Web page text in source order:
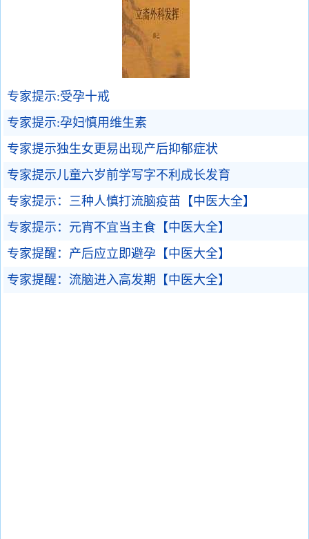
专家提示:受孕十戒
专家提示:孕妇慎用维生素
专家提示独生女更易出现产后抑郁症状
专家提示儿童六岁前学写字不利成长发育
专家提示：三种人慎打流脑疫苗【中医大全】
专家提示：元宵不宜当主食【中医大全】
专家提醒：产后应立即避孕【中医大全】
专家提醒：流脑进入高发期【中医大全】